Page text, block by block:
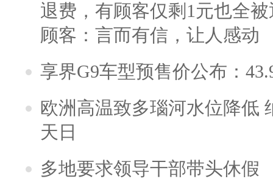
退费，有顾客仅剩1元也全
顾客：言而有信，让人感动
享界G9车型预售价公布：
欧洲高温致多瑙河水位降低
天日
多地要求领导干部带头休假